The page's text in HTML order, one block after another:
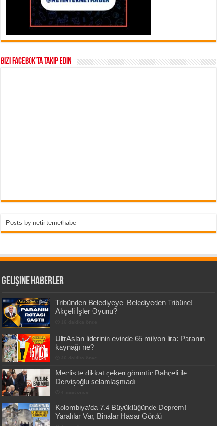
Bizi Facebok’ta takip edin
Posts by netinternethabe
Gelişine Haberler
Tribünden Belediyeye, Belediyeden Tribüne!
Akçeli İşler Oyunu?
UltrAslan liderinin evinde 65 milyon lira: Paranın
kaynağı ne?
Meclis’te dikkat çeken görüntü: Bahçeli ile
Dervişoğlu selamlaşmadı
Kolombiya’da 7.4 Büyüklüğünde Deprem!
Yaralılar Var, Binalar Hasar Gördü